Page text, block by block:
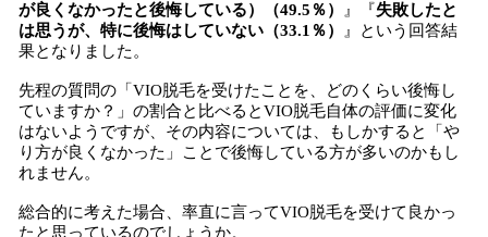
が良くなかったと後悔している）（49.5％）
』『失敗したと
は思うが、特に後悔はしていない（33.1％）
』という回答結
果となりました。
先程の質問の「VIO脱毛を受けたことを、どのくらい後悔し
ていますか？」の割合と比べるとVIO脱毛自体の評価に変化
はないようですが、その内容については、もしかすると「や
り方が良くなかった」ことで後悔している方が多いのかもし
れません。
総合的に考えた場合、率直に言ってVIO脱毛を受けて良かっ
たと思っているのでしょうか。